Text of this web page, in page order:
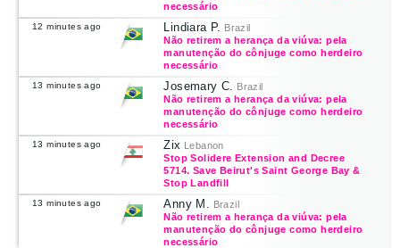
necessário
12 minutes ago Lindiara P. Brazil
Não retirem a herança da viúva: pela
manutenção do cônjuge como herdeiro
necessário
13 minutes ago Josemary C. Brazil
Não retirem a herança da viúva: pela
manutenção do cônjuge como herdeiro
necessário
13 minutes ago Zix Lebanon
Stop Solidere Extension and Decree
5714. Save Beirut's Saint George Bay &
Stop Landfill
13 minutes ago Anny M. Brazil
Não retirem a herança da viúva: pela
manutenção do cônjuge como herdeiro
necessário